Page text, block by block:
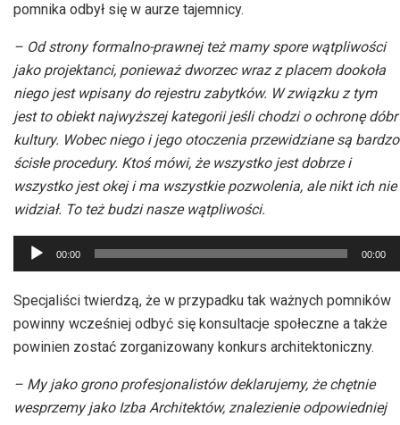
pomnika odbył się w aurze tajemnicy.
– Od strony formalno-prawnej też mamy spore wątpliwości
jako projektanci, ponieważ dworzec wraz z placem dookoła
niego jest wpisany do rejestru zabytków. W związku z tym
jest to obiekt najwyższej kategorii jeśli chodzi o ochronę dóbr
kultury. Wobec niego i jego otoczenia przewidziane są bardzo
ścisłe procedury. Ktoś mówi, że wszystko jest dobrze i
wszystko jest okej i ma wszystkie pozwolenia, ale nikt ich nie
widział. To też budzi nasze wątpliwości.
Odtwarzacz
plików
dźwiękowych
00:00 00:00
Specjaliści twierdzą, że w przypadku tak ważnych pomników
powinny wcześniej odbyć się konsultacje społeczne a także
powinien zostać zorganizowany konkurs architektoniczny.
– My jako grono profesjonalistów deklarujemy, że chętnie
wesprzemy jako Izba Architektów, znalezienie odpowiedniej